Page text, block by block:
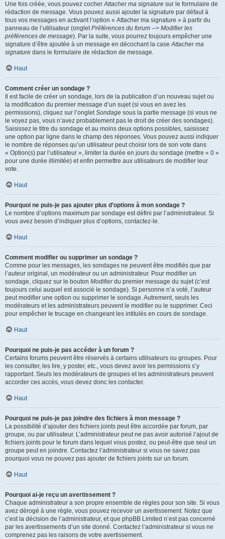
Une fois créée, vous pouvez cocherAttacher ma signature sur le formulaire de
rédaction de message. Vous pouvez aussi ajouter la signature par défaut à
tous vos messages en activant l’option « Attacher ma signature » à partir du
panneau de l’utilisateur (ongletPréférences du forum --> Modifier les
préférences de message). Par la suite, vous pourrez toujours empêcher une
signature d’être ajoutée à un message en décochant la caseAttacher ma
signature dans le formulaire de rédaction de message.
Haut
Comment créer un sondage ?
Il est facile de créer un sondage, lors de la publication d’un nouveau sujet ou
la modification du premier message d’un sujet (si vous en avez les
permissions), cliquez sur l’ongletSondage sous la partie message (si vous ne
le voyez pas, vous n’avez probablement pas le droit de créer des sondages).
Saisissez le titre du sondage et au moins deux options possibles, saisissez
une option par ligne dans le champ des réponses. Vous pouvez aussi indiquer
le nombre de réponses qu’un utilisateur peut choisir lors de son vote dans
« Option(s) par l’utilisateur », limiter la durée en jours du sondage (mettre « 0 »
pour une durée illimitée) et enfin permettre aux utilisateurs de modifier leur
vote.
Haut
Pourquoi ne puis-je pas ajouter plus d’options à mon sondage ?
Le nombre d’options maximum par sondage est défini par l’administrateur. Si
vous avez besoin d’indiquer plus d’options, contactez-le.
Haut
Comment modifier ou supprimer un sondage ?
Comme pour les messages, les sondages ne peuvent être modifiés que par
l’auteur original, un modérateur ou un administrateur. Pour modifier un
sondage, cliquez sur le bouton Modifierdu premier message du sujet (c’est
toujours celui auquel est associé le sondage). Si personne n’a voté, l’auteur
peut modifier une option ou supprimer le sondage. Autrement, seuls les
modérateurs et les administrateurs peuvent le modifier ou le supprimer. Ceci
pour empêcher le trucage en changeant les intitulés en cours de sondage.
Haut
Pourquoi ne puis-je pas accéder à un forum ?
Certains forums peuvent être réservés à certains utilisateurs ou groupes. Pour
les consulter, les lire, y poster, etc., vous devez avoir les permissions s’y
rapportant. Seuls les modérateurs de groupes et les administrateurs peuvent
accorder ces accès, vous devez donc les contacter.
Haut
Pourquoi ne puis-je pas joindre des fichiers à mon message ?
La possibilité d’ajouter des fichiers joints peut être accordée par forum, par
groupe, ou par utilisateur. L’administrateur peut ne pas avoir autorisé l’ajout de
fichiers joints pour le forum dans lequel vous postez, ou peut-être que seul un
groupe peut en joindre. Contactez l’administrateur si vous ne savez pas
pourquoi vous ne pouvez pas ajouter de fichiers joints sur un forum.
Haut
Pourquoi ai-je reçu un avertissement ?
Chaque administrateur a son propre ensemble de règles pour son site. Si vous
avez dérogé à une règle, vous pouvez recevoir un avertissement. Notez que
c’est la décision de l’administrateur, et que phpBB Limited n’est pas concerné
par les avertissements d’un site donné. Contactez l’administrateur si vous ne
comprenez pas les raisons de votre avertissement.